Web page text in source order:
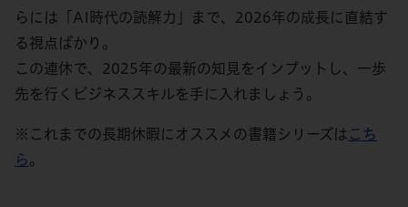
らには「AI時代の読解力」まで、2026年の成長に直結す
る視点ばかり。
この連休で、2025年の最新の知見をインプットし、一歩
先を行くビジネススキルを手に入れましょう。
※これまでの長期休暇にオススメの書籍シリーズは こち
ら。